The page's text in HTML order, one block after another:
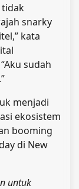
tidak
snarky
kata
sudah
menjadi
ekosistem
booming
di New
untuk